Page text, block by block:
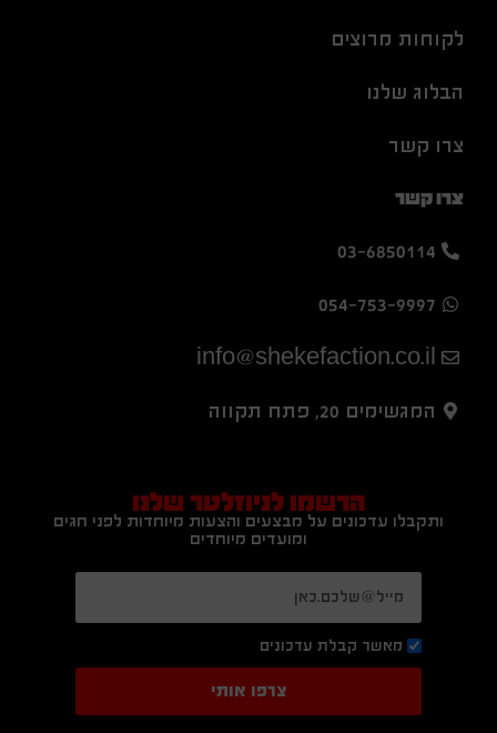
לקוחות מרוצים
הבלוג שלנו
צרו קשר
צרו קשר
03-6850114
054-753-9997
info@shekefaction.co.il
המגשימים 20, פתח תקווה
הרשמו לניוזלטר שלנו
ותקבלו עדכונים על מבצעים והצעות מיוחדות לפני חגים
ומועדים מיוחדים
מאשר קבלת עדכונים
צרפו אותי